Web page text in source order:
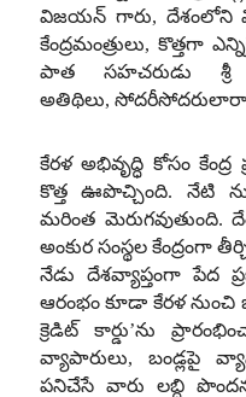
విజయన్ గారు, దేశంలోని
కేంద్రమంత్రులు, కొత్తగా
పాత సహచరుడు
అతిథిలు,
కేరళ అభివృద్ధి కోసం కేంద్ర
కొత్త ఊపొచ్చింది. నేటి
మరింత మెరుగవుతుంది.
అంకుర సంస్థల కేంద్రంగా
నేడు దేశవ్యాప్తంగా పేద
ఆరంభం కూడా కేరళ నుంచి
క్రెడిట్ కార్డు’ను
వ్యాపారులు, బండ్లపై
పనిచేసే వారు లబ్ధి